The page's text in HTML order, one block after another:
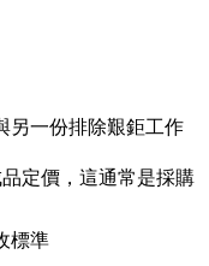
另一份排除艱鉅工作
定價，這通常是採購
標準